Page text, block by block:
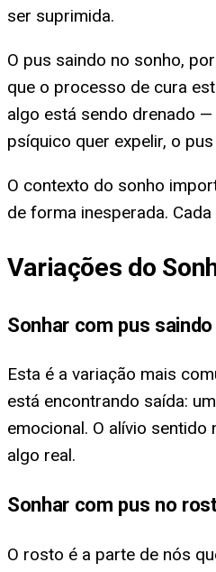
ser suprimida.
O pus saindo no sonho,
que o processo de cura
algo está sendo drenado
psíquico quer expelir, o
O contexto do sonho
de forma inesperada.
Variações do
Sonhar com pus
Esta é a variação mais
está encontrando saída:
emocional. O alívio
algo real.
Sonhar com pus no
O rosto é a parte de nós